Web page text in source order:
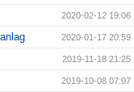
2020-02-12 19:06
2020-01-17 20:59
2019-11-18 21:25
2019-10-08 07:07